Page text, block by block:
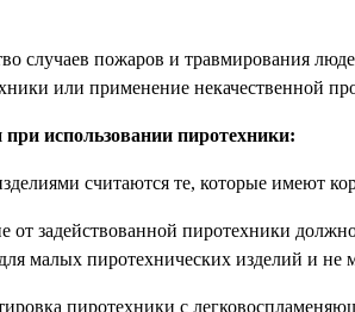
случаев пожаров и травмирования
или применение некачественной
при использовании пиротехники:
считаются те, которые имеют
от задействованной пиротехники
малых пиротехнических изделий и не
пиротехники с